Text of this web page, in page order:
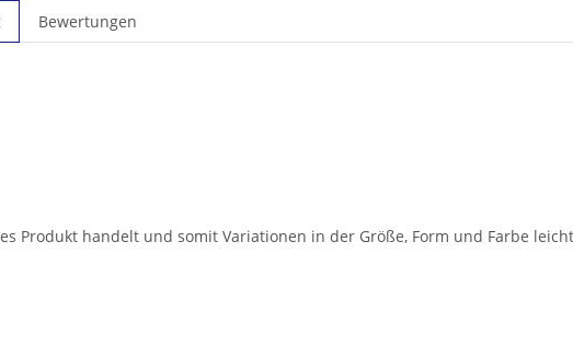
Bewertungen
Produkt handelt und somit Variationen in der Größe, Form und Farbe